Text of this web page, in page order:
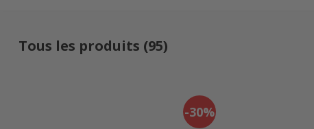
Tous les produits (95)
-30%